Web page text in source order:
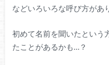
などいろいろな呼び方があ
初めて名前を聞いたという
たことがあるかも…？